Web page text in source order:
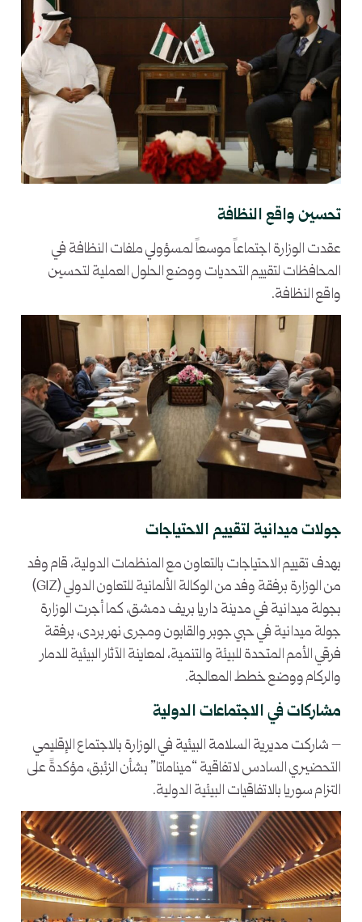
تحسين واقع النظافة
عقدت الوزارة اجتماعاً موسعاً لمسؤولي ملفات النظافة في
المحافظات لتقييم التحديات ووضع الحلول العملية لتحسين
واقع النظافة.
جولات ميدانية لتقييم الاحتياجات
بهدف تقييم الاحتياجات بالتعاون مع المنظمات الدولية، قام وفد
من الوزارة برفقة وفد من الوكالة الألمانية للتعاون الدولي (GIZ)
بجولة ميدانية في مدينة داريا بريف دمشق، كما أجرت الوزارة
جولة ميدانية في حيي جوبر والقابون ومجرى نهر بردى، برفقة
فرقي الأمم المتحدة للبيئة والتنمية، لمعاينة الآثار البيئية للدمار
والركام ووضع خطط المعالجة.
مشاركات في الاجتماعات الدولية
– شاركت مديرية السلامة البيئية في الوزارة بالاجتماع الإقليمي
التحضيري السادس لاتفاقية “ميناماتا” بشأن الزئبق، مؤكدةً على
التزام سوريا بالاتفاقيات البيئية الدولية.